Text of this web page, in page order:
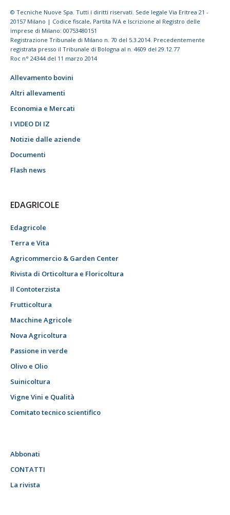
© Tecniche Nuove Spa. Tutti i diritti riservati. Sede legale Via Eritrea 21 -
20157 Milano | Codice fiscale, Partita IVA e Iscrizione al Registro delle
imprese di Milano: 00753480151
Registrazione Tribunale di Milano n. 70 del 5.3.2014. Precedentemente
registrata presso il Tribunale di Bologna al n. 4609 del 29.12.77
Roc n° 24344 del 11 marzo 2014
Allevamento bovini
Altri allevamenti
Economia e Mercati
I VIDEO DI IZ
Notizie dalle aziende
Documenti
Flash news
EDAGRICOLE
Edagricole
Terra e Vita
Agricommercio & Garden Center
Rivista di Orticoltura e Floricoltura
Il Contoterzista
Frutticoltura
Macchine Agricole
Nova Agricoltura
Passione in verde
Olivo e Olio
Suinicoltura
Vigne Vini e Qualità
Comitato tecnico scientifico
Abbonati
CONTATTI
La rivista